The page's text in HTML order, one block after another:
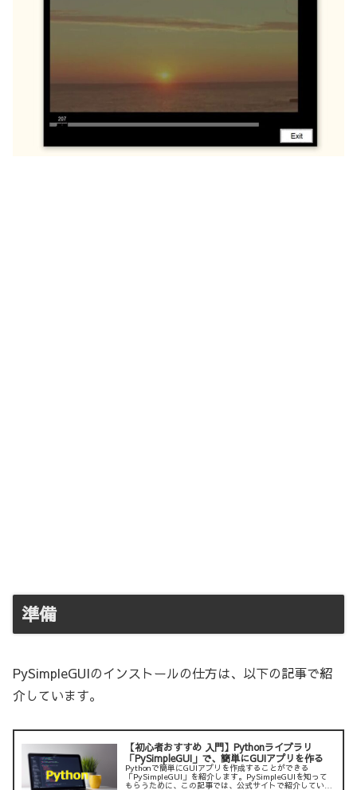
準備
PySimpleGUIのインストールの仕方は、以下の記事で紹
介しています。
【初心者おすすめ 入門】Pythonライブラリ
「PySimpleGUI」で、簡単にGUIアプリを作る
Pythonで簡単にGUIアプリを作成することができる
「PySimpleGUI」を紹介します。PySimpleGUIを知って
もらうために、この記事では、公式サイトで紹介している